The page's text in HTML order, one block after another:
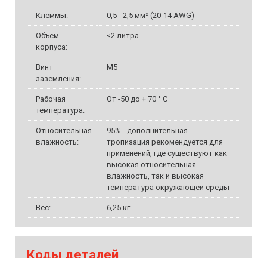
Клеммы: 0,5 - 2,5 мм² (20-14 AWG)
Объем
корпуса:
<2 литра
Винт
заземления:
M5
Рабочая
температура:
От -50 до + 70 ° C
Относительная
влажность:
95% - дополнительная
тропизация рекомендуется для
применений, где существуют как
высокая относительная
влажность, так и высокая
температура окружающей среды
Вес: 6,25 кг
Коды деталей